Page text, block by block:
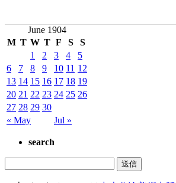
June 1904
M T W T F S S
« May Jul »
1 2 3 4
5
6
7 8 9 10 11 12
13 14 15 16 17 18 19
20 21 22 23 24 25 26
27 28 29 30
search